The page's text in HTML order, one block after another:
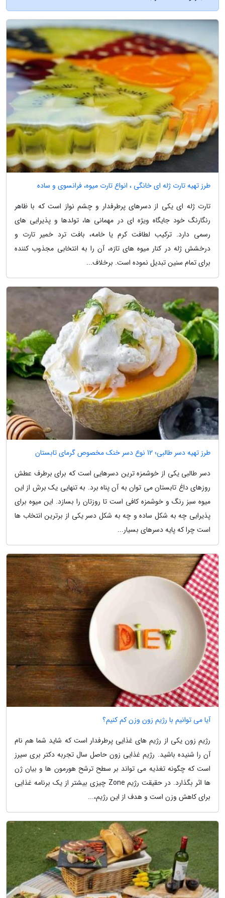
طرز تهیه تارت ژله ای خانگی ، انواع تارت میوه، فرانسوی و ساده
تارت ژله ای یکی از دسرهای پرطرفدار و چشم نواز است که با ظاهر
رنگارنگ خود جایگاه ویژه ای در مهمانی ها، تولدها و پذیرایی های
رسمی دارد. ترکیب لطافت کرم یا خامه، بافت ترد خمیر تارت و
درخشش ژله در کنار میوه های تازه، آن را به انتخابی مجذوب کننده
برای تمام سنین تبدیل نموده است. برخلاف...
طرز تهیه دسر طالبی؛ 12 نوع دسر خنک مخصوص گرمای تابستان
دسر طالبی یکی از خوشمزه ترین دسرهایی است که برای برطرف عطش
روزهای داغ تابستان می توان به آن پناه برد. به تنهایی یک برش از این
میوه سبز رنگ و خوشمزه کافی است تا روزتان را بسازد. این میوه برای
پذیرایی چه به شکل ساده و چه به شکل دسر یکی از برترین انتخاب ها
است چرا که پایه دسرهای بسیار...
آیا می توانیم با رژیم زون وزن کم کنیم؟
رژیم زون یکی از رژیم های غذایی پرطرفدار است که شاید شما هم نام
آن را شنیده باشید. رژیم غذایی زون حاصل سال تجربه دکتر بری سیرز
است که چگونه تغذیه می تواند بر سطح ترشح هورمون ها و بیان ژن
ها اثر بگذارد. در حقیقت رژیم Zone چیزی بیشتر از یک برنامه غذایی
برای کاهش وزن است و هدف از این رژیم،...